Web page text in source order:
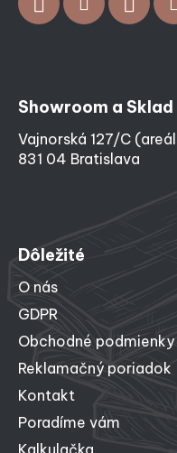
Showroom a Sklad
Vajnorská 127/C
831 04 Bratislava
Dôležité
O nás
GDPR
Obchodné podmienky
Reklamačný poriadok
Kontakt
Poradíme vám
Kalkulačka